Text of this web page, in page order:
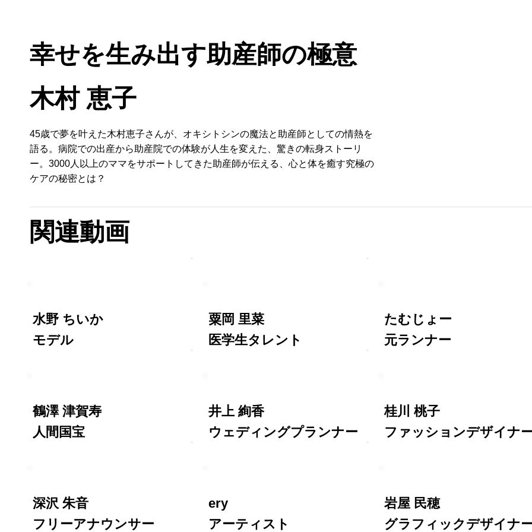
木村 恵子
45歳で夢を叶えた木村恵子さんが、オキシトシンの魔法と助産師としての情熱を
語る。病院での出産から助産院での体験が人生を変えた、驚きの転身ストーリ
ー。3000人以上のママをサポートしてきた助産師が伝える、心と体を癒す究極の
ケアの秘密とは？
幸せを生み出す助産師の極意
水野 ちいか
モデル
粟岡 里菜
医学生タレント
たむじょー
元ランナー
鶴澤 津賀寿
人間国宝
井上 絢香
ウェディングプランナー
桂川 桃子
ファッションデザイナ
深沢 朱音
フリーアナウンサー
ery
アーティスト
岩屋 民穂
グラフィックデザイナ
関連動画